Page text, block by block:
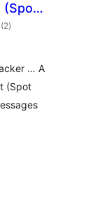
(Spot
(2total
ratings
)
… A
(Spot